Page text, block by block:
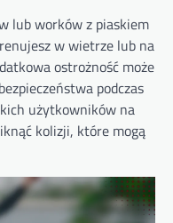
lub worków z piaskiem
w wietrze lub na
ostrożność może
podczas
użytkowników na
kolizji, które mogą